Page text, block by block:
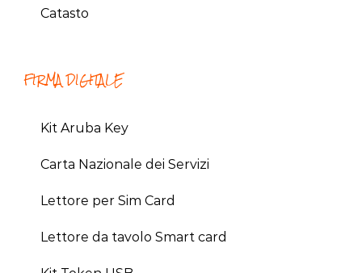
Catasto
FIRMA DIGITALE
Kit Aruba Key
Carta Nazionale dei Servizi
Lettore per Sim Card
Lettore da tavolo Smart card